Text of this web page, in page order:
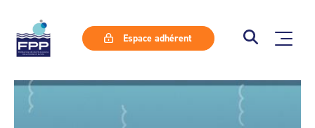
Espace adhérent